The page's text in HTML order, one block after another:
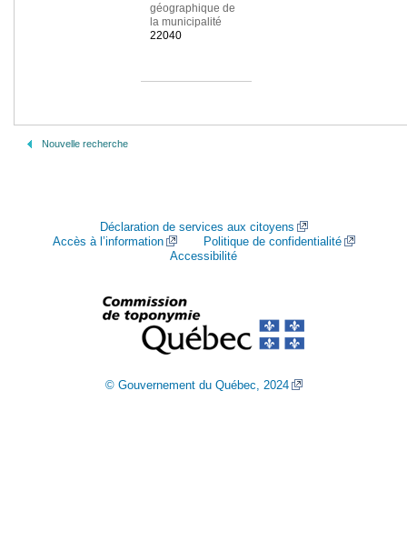
géographique de
la municipalité
22040
Nouvelle recherche
Déclaration de services aux citoyens
Accès à l’information
Politique de confidentialité
Accessibilité
© Gouvernement du Québec, 2024